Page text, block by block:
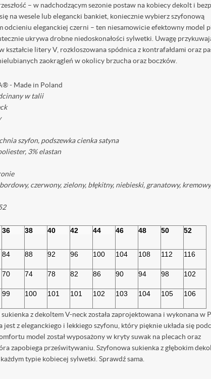
– w nadchodzącym sezonie postaw na kobiecy dekolt i
na wesele lub elegancki bankiet, koniecznie wybierz szyfonową
odcieniu eleganckiej czerni – ten niesamowicie efektowny model
ukrywa drobne niedoskonałości sylwetki. Uwagę
kształcie litery V, rozkloszowana spódnica z kontrafałdami oraz
zaokrągleń w okolicy brzucha oraz boczków.
- Made in Poland
w talii
szyfon, podszewka cienka satyna
3% elastan
czerwony, zielony, błękitny, niebieski, granatowy,
36 38 40 42 44 46 48 50 52
84 88 92 96 100 104 108 112 116
70 74 78 82 86 90 94 98 102
99 100 101 101 102 103 104 105 106
z dekoltem V-neck została zaprojektowana i wykonana w
z eleganckiego i lekkiego szyfonu, który pięknie układa się
model został wyposażony w kryty suwak na plecach oraz
zapobiega prześwitywaniu. Szyfonowa sukienka z głębokim
typie kobiecej sylwetki. Sprawdź sama.